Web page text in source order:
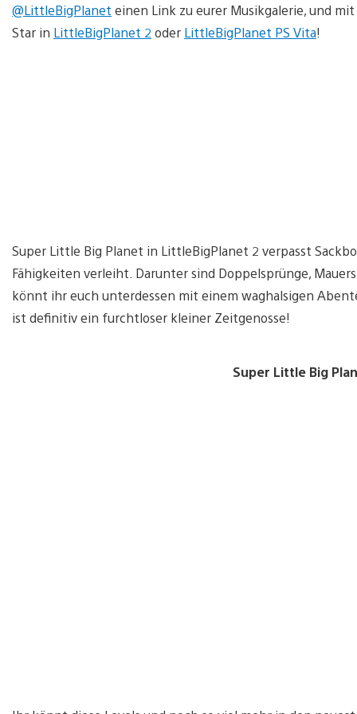
@LittleBigPlanet einen Link zu eurer Musikgalerie, und
Star in LittleBigPlanet 2 oder LittleBigPlanet PS Vita!
Super Little Big Planet in LittleBigPlanet 2 verpasst
Fähigkeiten verleiht. Darunter sind Doppelsprünge,
könnt ihr euch unterdessen mit einem waghalsigen
ist definitiv ein furchtloser kleiner Zeitgenosse!
Super Little Big